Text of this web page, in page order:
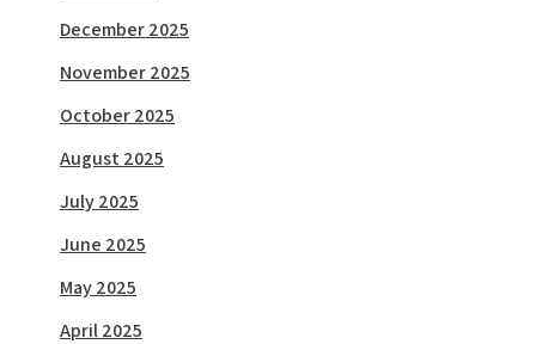
December 2025
November 2025
October 2025
August 2025
July 2025
June 2025
May 2025
April 2025